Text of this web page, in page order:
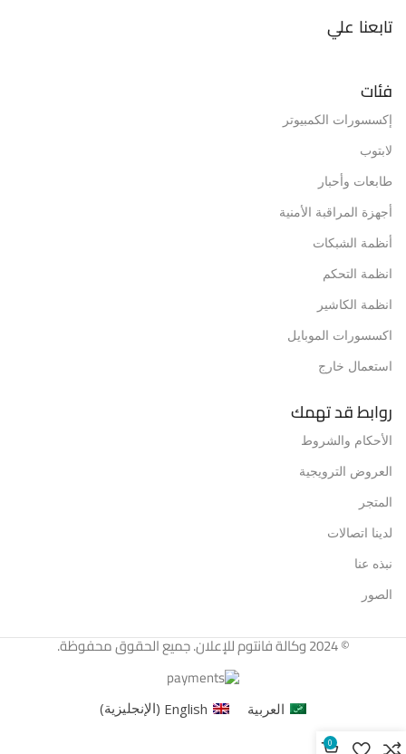
تابعنا علي
فئات
إكسسورات الكمبيوتر
لابتوب
طابعات وأحبار
أجهزة المراقبة الأمنية
أنظمة الشبكات
انظمة التحكم
انظمة الكاشير
اكسسورات الموبايل
استعمال خارج
روابط قد تهمك
الأحكام والشروط
العروض الترويجية
المتجر
لدينا اتصالات
نبذه عنا
الصور
© 2024 وكالة فانتوم للإعلان. جميع الحقوق محفوظة.
0
العربية English
(الإنجليزية)